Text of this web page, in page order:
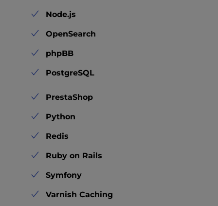
Node.js
OpenSearch
phpBB
PostgreSQL
PrestaShop
Python
Redis
Ruby on Rails
Symfony
Varnish Caching